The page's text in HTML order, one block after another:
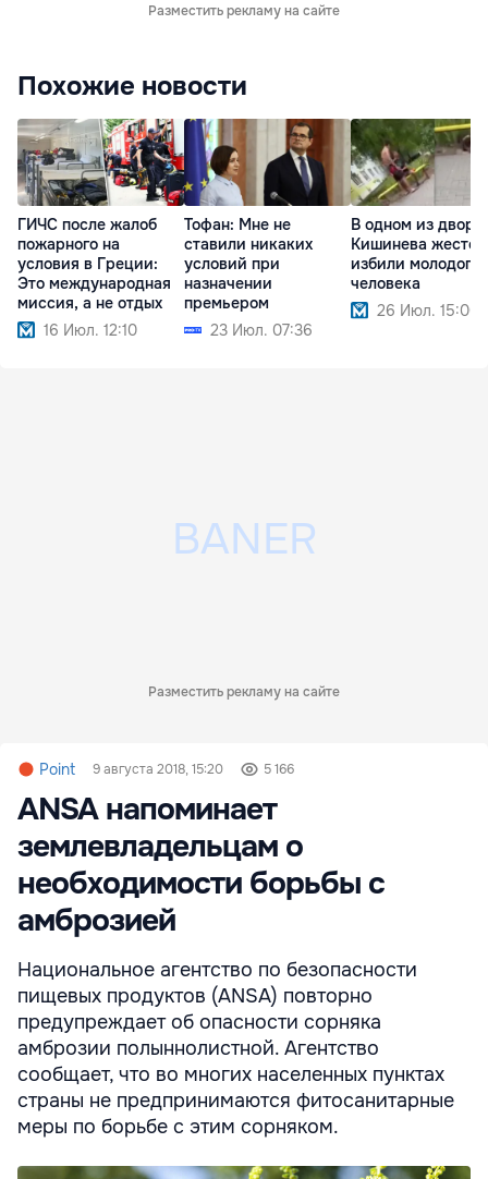
Разместить рекламу на сайте
Похожие новости
ГИЧС после жалоб
пожарного на
условия в Греции:
Это международная
миссия, а не отдых
16 Июл. 12:10
Тофан: Мне не
ставили никаких
условий при
назначении
премьером
23 Июл. 07:36
В одном из
Кишинева
избили молодого
человека
26 Июл. 15:00
Разместить рекламу на сайте
Point 9 августа 2018, 15:20 5 166
ANSA напоминает
землевладельцам о
необходимости борьбы с
амброзией
Национальное агентство по безопасности
пищевых продуктов (ANSA) повторно
предупреждает об опасности сорняка
амброзии полыннолистной. Агентство
сообщает, что во многих населенных пунктах
страны не предпринимаются фитосанитарные
меры по борьбе с этим сорняком.